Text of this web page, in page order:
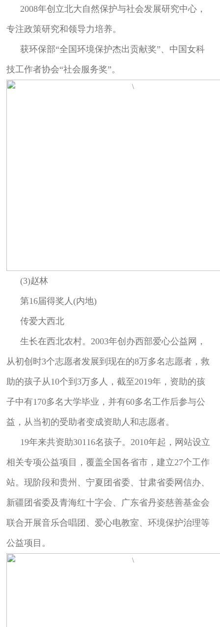
2008年创立北大自然保护与社会发展研究中心，
专注政策研究和领导力培养。
获环保部“全国环境保护杰出贡献奖”、中国女科
技工作者协会“社会服务奖”。
(3)赵林
第16届得奖人(内地)
传爱大西北
生长在西北农村。2003年创办西部爱心公益网，
从初创时3个志愿者发展到现在的8万多名志愿者，救
助的孩子从10个到3万多人，截至2019年，资助的孩
子中有170多名大学毕业，并有60多名工作后参与公
益，从当初的受助者变成资助人和志愿者。
19年来共资助30116名孩子。2010年起，网站设立
相关专项公益项目，覆盖全国各省市，建立27个工作
站。现阶段和贵州、宁夏团省委、甘肃省委网信办、
新疆团省委及青海红十字会、广东省丹姿慈善基金会
联合开展音乐合唱团、爱心电教室、环境保护治理等
公益项目。